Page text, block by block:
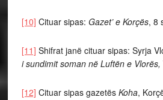
[10] Cituar sipas: Gazet’ e Korçës, 8
[11] Shifrat janë cituar sipas: Syrja
i sundimit soman në Luftën e Vlorës,
[12] Cituar sipas gazetës Koha,